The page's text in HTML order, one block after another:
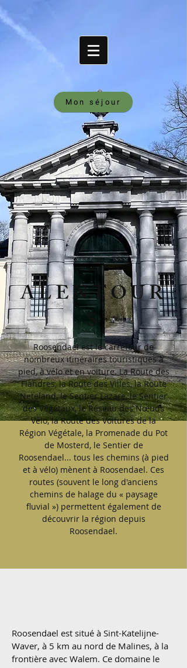
Mon séjour
ALENTOUR
S
Roosendael est le carrefour de
nombreux itinéraires touristiques à
pied, à vélo et en voiture. La Route des
Flandres, la Route des Villes, la Route
Neteland, le Sentier Lazare, le Sentier
des Végétaux, le Réseau des Nœuds
Vélo, la Route des Voitures de la
Région Végétale, la Promenade du Pot
de Mosterd, le Sentier de
Roosendael... tous les chemins (à pied
et à vélo) mènent à Roosendael. Ces
routes (souvent le long d'anciens
chemins de halage du « paysage
fluvial ») permettent également de
découvrir la région depuis
Roosendael.
Roosendael est situé à Sint-Katelijne-
Waver, à 5 km au nord de Malines, à la
frontière avec Walem. Ce domaine le